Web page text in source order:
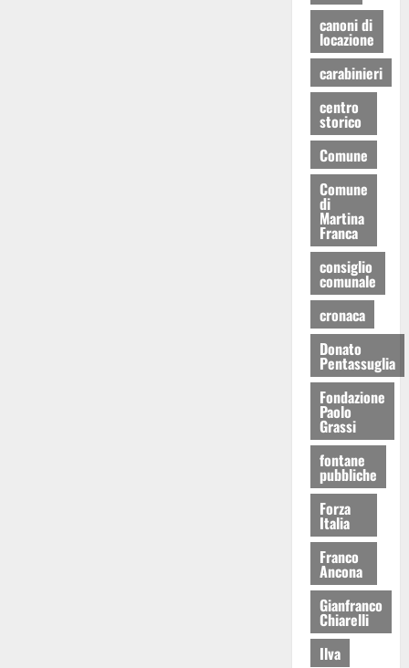
canoni di
locazione
carabinieri
centro
storico
Comune
Comune
di
Martina
Franca
consiglio
comunale
cronaca
Donato
Pentassuglia
Fondazione
Paolo
Grassi
fontane
pubbliche
Forza
Italia
Franco
Ancona
Gianfranco
Chiarelli
Ilva